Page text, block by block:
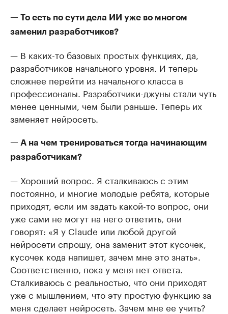
— То есть по сути дела ИИ уже во многом
заменил разработчиков?
— В каких-то базовых простых функциях, да,
разработчиков начального уровня. И теперь
сложнее перейти из начального класса в
профессионалы. Разработчики-джуны стали чуть
менее ценными, чем были раньше. Теперь их
заменяет нейросеть.
— А на чем тренироваться тогда начинающим
разработчикам?
— Хороший вопрос. Я сталкиваюсь с этим
постоянно, и многие молодые ребята, которые
приходят, если им задать какой-то вопрос, они
уже сами не могут на него ответить, они
говорят: «Я у Claude или любой другой
нейросети спрошу, она заменит этот кусочек,
кусочек кода напишет, зачем мне это знать».
Соответственно, пока у меня нет ответа.
Сталкиваюсь с реальностью, что они приходят
уже с мышлением, что эту простую функцию за
меня сделает нейросеть. Зачем мне ее учить?